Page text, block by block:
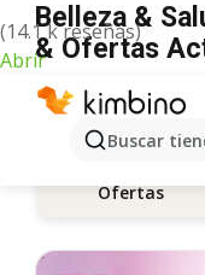
(14.1 k reseñas)
Abrir
Buscar
Belleza &
& Ofertas
Ofertas